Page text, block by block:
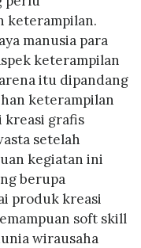
keterampilan.
manusia para
keterampilan
itu dipandang
keterampilan
kreasi grafis
setelah
kegiatan ini
berupa
produk kreasi
soft skill
wirausaha